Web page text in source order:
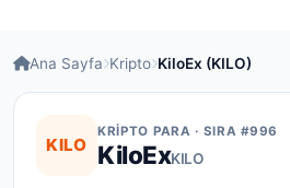
Ana Sayfa Kripto KiloEx (KILO)
KILO
KRIPTO PARA · SIRA #996
KiloExKILO